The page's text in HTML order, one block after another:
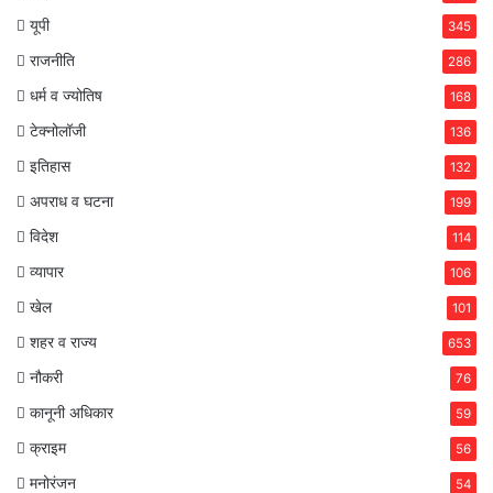
यूपी 345
राजनीति 286
धर्म व ज्योतिष 168
टेक्नोलॉजी 136
इतिहास 132
अपराध व घटना 199
विदेश 114
व्यापार 106
खेल 101
शहर व राज्य 653
नौकरी 76
कानूनी अधिकार 59
क्राइम 56
मनोरंजन 54